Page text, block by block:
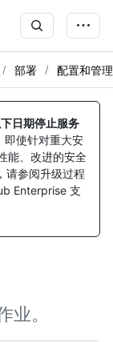
部署 配置和管
日期停止服务
即使针对重大安
能、改进的安全
请参阅升级过程
Enterprise 支
业。